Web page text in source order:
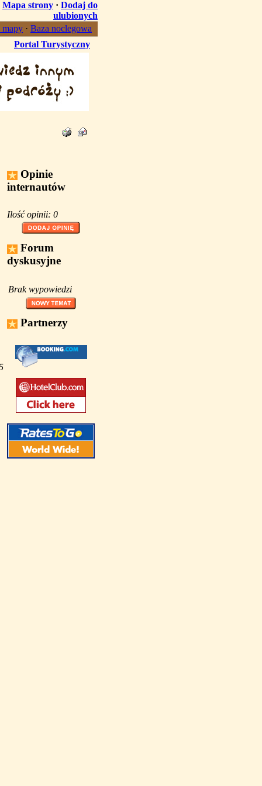
Mapa strony · Dodaj do
ulubionych
· Baza noclegowa
Portal Turystyczny
Opinie
internautów
Ilość opinii: 0
Forum
dyskusyjne
Brak wypowiedzi
Partnerzy